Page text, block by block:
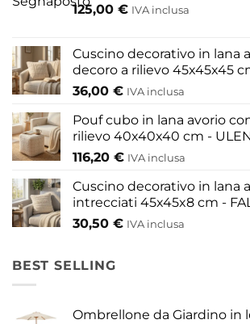
essere
nella
pagina
del
prodotto
125,00 € IVA inclusa
Cuscino decorativo in lana
decoro a rilievo 45x45x45
36,00 € IVA inclusa
Pouf cubo in lana avorio
rilievo 40x40x40 cm -
116,20 € IVA inclusa
Cuscino decorativo in lana
intrecciati 45x45x8 cm -
30,50 € IVA inclusa
BEST SELLING
Ombrellone da Giardino in